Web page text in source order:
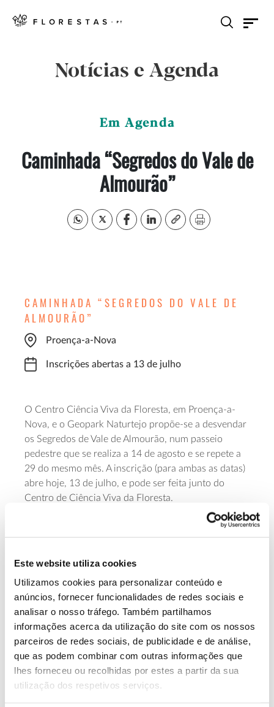
Este website utiliza cookies
Utilizamos cookies para personalizar conteúdo e
anúncios, fornecer funcionalidades de redes sociais e
analisar o nosso tráfego. Também partilhamos
informações acerca da utilização do site com os nossos
parceiros de redes sociais, de publicidade e de análise,
que as podem combinar com outras informações que
lhes forneceu ou recolhidas por estes a partir da sua
utilização dos respetivos serviços.
Notícias e Agenda
Em Agenda
Caminhada “Segredos do Vale de
Almourão”
CAMINHADA “SEGREDOS DO VALE DE
ALMOURÃO”
Proença-a-Nova
Inscrições abertas a 13 de julho
O Centro Ciência Viva da Floresta, em Proença-a-
Nova, e o Geopark Naturtejo propõe-se a desvendar
os Segredos de Vale de Almourão, num passeio
pedestre que se realiza a 14 de agosto e se repete a
29 do mesmo mês. A inscrição (para ambas as datas)
abre hoje, 13 de julho, e pode ser feita junto do
Centro de Ciência Viva da Floresta.
A caminhada tem uma duração de três horas e está
aberta a todos, desde os 8 anos, num percurso pela
em Sobral Fernando, junto à placa de início do
Percurso Pedestre “Segredos do Vale de Almourão”
(Coordenadas GPS: 39.73328880932091 N,
-7.764104604721069 O). Por se tratar de uma
atividade grupo, as regras da atividade incluem as da
Direção-Geral de Saúde.
Mais informações no site da Ciência Viva